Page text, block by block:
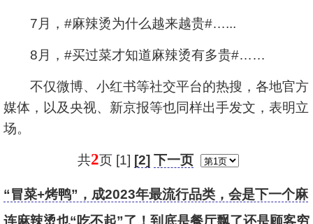
7月，#麻辣烫为什么越来越贵#…...
8月，#买过菜才知道麻辣烫有多贵#……
不仅微博、小红书等社交平台的热搜，各地官方
媒体，以及央视、新京报等也同样出手发文，表明立
场。
共2页 [1] [2] 下一页
“冒菜+烤鸭”，成2023年最流行品类，会是下一个麻
辣烫吗？